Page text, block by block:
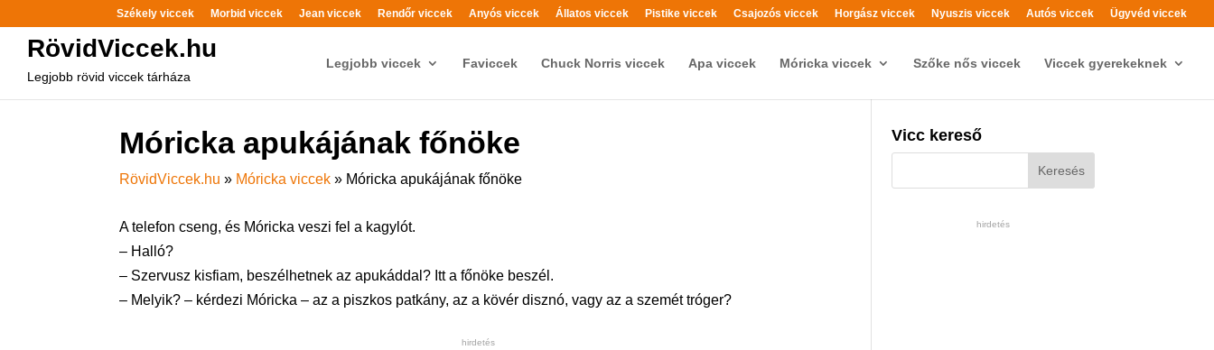
Székely viccek Morbid viccek Jean viccek Rendőr viccek Anyós viccek Állatos viccek Pistike viccek Csajozós viccek Horgász viccek Nyuszis viccek Autós viccek Ügyvéd viccek
RövidViccek.hu
Legjobb rövid viccek tárháza
Legjobb viccek Faviccek Chuck Norris viccek Apa viccek Móricka viccek Szőke nős viccek Viccek gyerekeknek
Móricka apukájának főnöke
RövidViccek.hu » Móricka viccek » Móricka apukájának főnöke
A telefon cseng, és Móricka veszi fel a kagylót.
– Halló?
– Szervusz kisfiam, beszélhetnek az apukáddal? Itt a főnöke beszél.
– Melyik? – kérdezi Móricka – az a piszkos patkány, az a kövér disznó, vagy az a szemét tróger?
hirdetés
Vicc kereső
hirdetés